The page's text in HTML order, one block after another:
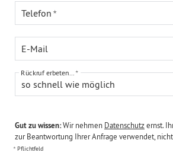
Telefon
E-Mail
so schnell wie möglich
Rückruf erbeten...
Gut zu wissen:Wir nehmen Datenschutzernst.
zur Beantwortung Ihrer Anfrage verwendet,
Pflichtfeld